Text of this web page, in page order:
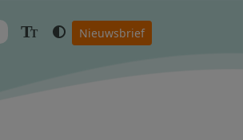
TT Nieuwsbrief